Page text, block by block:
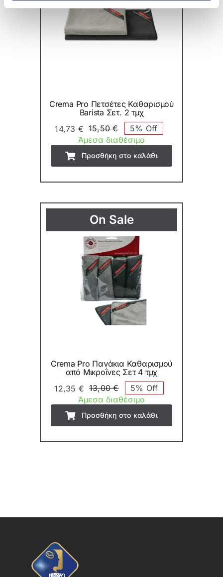
Crema Pro Πετσέτες Καθαρισµού
Barista Σετ. 2 τμχ
15,50€Original
price
was:
15,50 €.
14,73 €
Η
τρέχουσα
τιμή
είναι:
14,73 €.
5% Off
Άμεσα διαθέσιμο
Προσθήκη στο καλάθι
On Sale
Crema Pro Πανάκια Καθαρισμού
από Μικροΐνες Σετ 4 τμχ
13,00€Original
price
was:
13,00 €.
12,35 €
Η
τρέχουσα
τιμή
είναι:
12,35 €.
5% Off
Άμεσα διαθέσιμο
Προσθήκη στο καλάθι